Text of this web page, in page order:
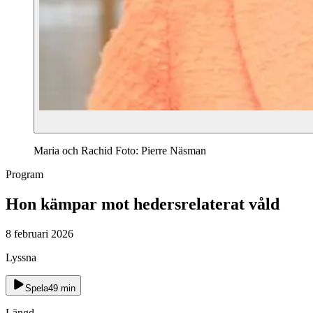
Maria och Rachid Foto: Pierre Näsman
Program
Hon kämpar mot hedersrelaterat våld
8 februari 2026
Lyssna
Spela49 min